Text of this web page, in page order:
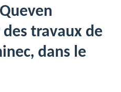
travaux de
dans le